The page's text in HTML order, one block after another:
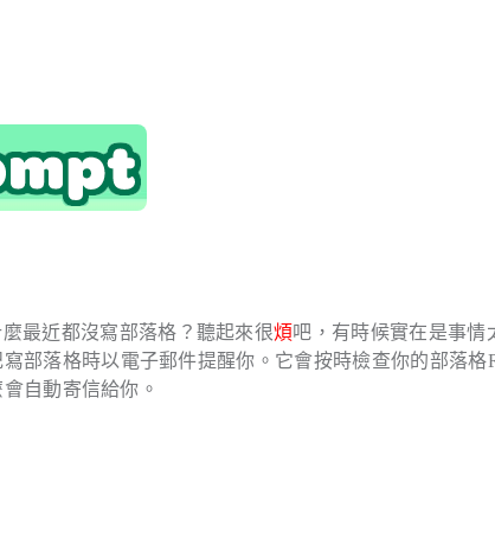
最近都沒寫部落格？聽起來很煩吧，有時候實在是事情
寫部落格時以電子郵件提醒你。它會按時檢查你的部落格
自動寄信給你。